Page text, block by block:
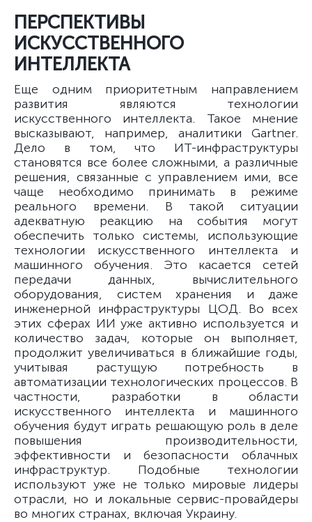
ПЕРСПЕКТИВЫ
ИСКУССТВЕННОГО
ИНТЕЛЛЕКТА
Еще одним приоритетным направлением
развития являются технологии
искусственного интеллекта. Такое мнение
высказывают, например, аналитики Gartner.
Дело в том, что ИТ-инфраструктуры
становятся все более сложными, а различные
решения, связанные с управлением ими, все
чаще необходимо принимать в режиме
реального времени. В такой ситуации
адекватную реакцию на события могут
обеспечить только системы, использующие
технологии искусственного интеллекта и
машинного обучения. Это касается сетей
передачи данных, вычислительного
оборудования, систем хранения и даже
инженерной инфраструктуры ЦОД. Во всех
этих сферах ИИ уже активно используется и
количество задач, которые он выполняет,
продолжит увеличиваться в ближайшие годы,
учитывая растущую потребность в
автоматизации технологических процессов. В
частности, разработки в области
искусственного интеллекта и машинного
обучения будут играть решающую роль в деле
повышения производительности,
эффективности и безопасности облачных
инфраструктур. Подобные технологии
используют уже не только мировые лидеры
отрасли, но и локальные сервис-провайдеры
во многих странах, включая Украину.